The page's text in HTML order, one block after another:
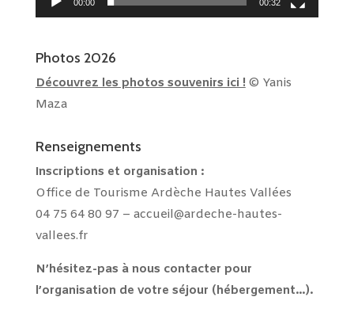
00:00 00:32
Photos 2026
Découvrez les photos souvenirs ici ! © Yanis
Maza
Renseignements
Inscriptions et organisation :
Office de Tourisme Ardèche Hautes Vallées
04 75 64 80 97 – accueil@ardeche-hautes-
vallees.fr
N’hésitez-pas à nous contacter pour
l’organisation de votre séjour (hébergement…).